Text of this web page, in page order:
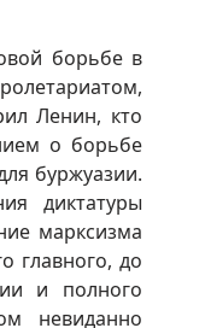
борьбе в
Ленин, кто
о борьбе
буржуазии.
диктатуры
марксизма
главного, до
и полного
невиданно